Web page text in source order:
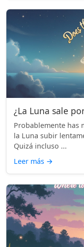
¿La Luna sale
Probablemente has
la Luna subir
Quizá incluso ...
Leer más →